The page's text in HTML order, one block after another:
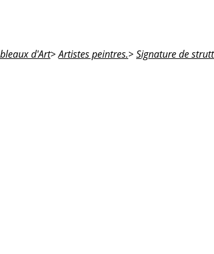
d'Art>Artistes peintres.> Signature de